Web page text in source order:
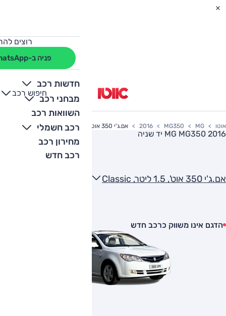
רוצים
פניה ב-WhatsApp
חדשות רכב
מבחני רכב
השוואות רכב
רכב חשמלי
מחירון רכב
רכב חדש
חיפוש רכב
+
-
אוטו MG
MG350
2016 אם.ג'י 350 אוט', 1.5 ליטר, Classic
MG MG350 2016 יד שניה
אם.ג'י 350 אוט', 1.5 ליטר, Classic
הדגם אינו משווק כרכב חדש